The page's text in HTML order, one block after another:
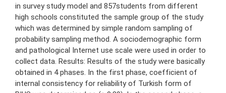
in survey study model and 857students from different
high schools constituted the sample group of the study
which was determined by simple random sampling of
probability sampling method. A sociodemographic form
and pathological Internet use scale were used in order to
collect data. Results: Results of the study were basically
obtained in 4 phases. In the first phase, coefficient of
internal consistency for reliability of Turkish form of